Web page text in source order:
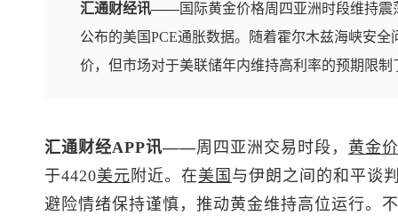
汇通财经讯——国际黄金价格周四亚洲时段维持
公布的美国PCE通胀数据。随着霍尔木兹海峡安
价，但市场对于美联储年内维持高利率的预期限
汇通财经APP讯——周四亚洲交易时段， 黄金
于4420美元 附近。在美国 与伊朗之间的和平谈
避险情绪保持谨慎，推动黄金维持高位运行。